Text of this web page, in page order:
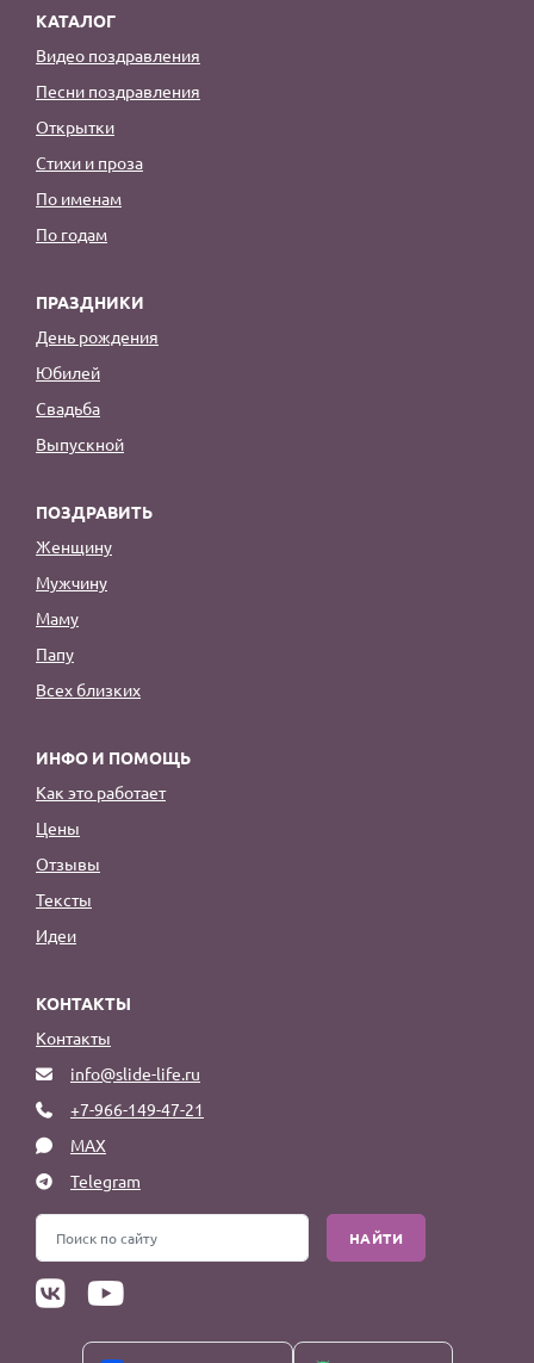
КАТАЛОГ
Видео поздравления
Песни поздравления
Открытки
Стихи и проза
По именам
По годам
ПРАЗДНИКИ
День рождения
Юбилей
Свадьба
Выпускной
ПОЗДРАВИТЬ
Женщину
Мужчину
Маму
Папу
Всех близких
ИНФО И ПОМОЩЬ
Как это работает
Цены
Отзывы
Тексты
Идеи
КОНТАКТЫ
Контакты
info@slide-life.ru
+7-966-149-47-21
MAX
Telegram
НАЙТИ